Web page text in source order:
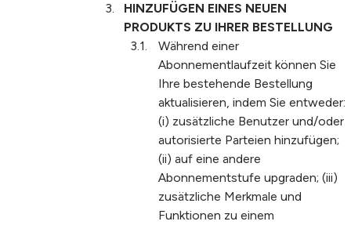
HINZUFÜGEN EINES NEUEN
PRODUKTS ZU IHRER BESTELLUNG
Während einer
Abonnementlaufzeit können Sie
Ihre bestehende Bestellung
aktualisieren, indem Sie entweder:
(i) zusätzliche Benutzer und/oder
autorisierte Parteien hinzufügen;
(ii) auf eine andere
Abonnementstufe upgraden; (iii)
zusätzliche Merkmale und
Funktionen zu einem